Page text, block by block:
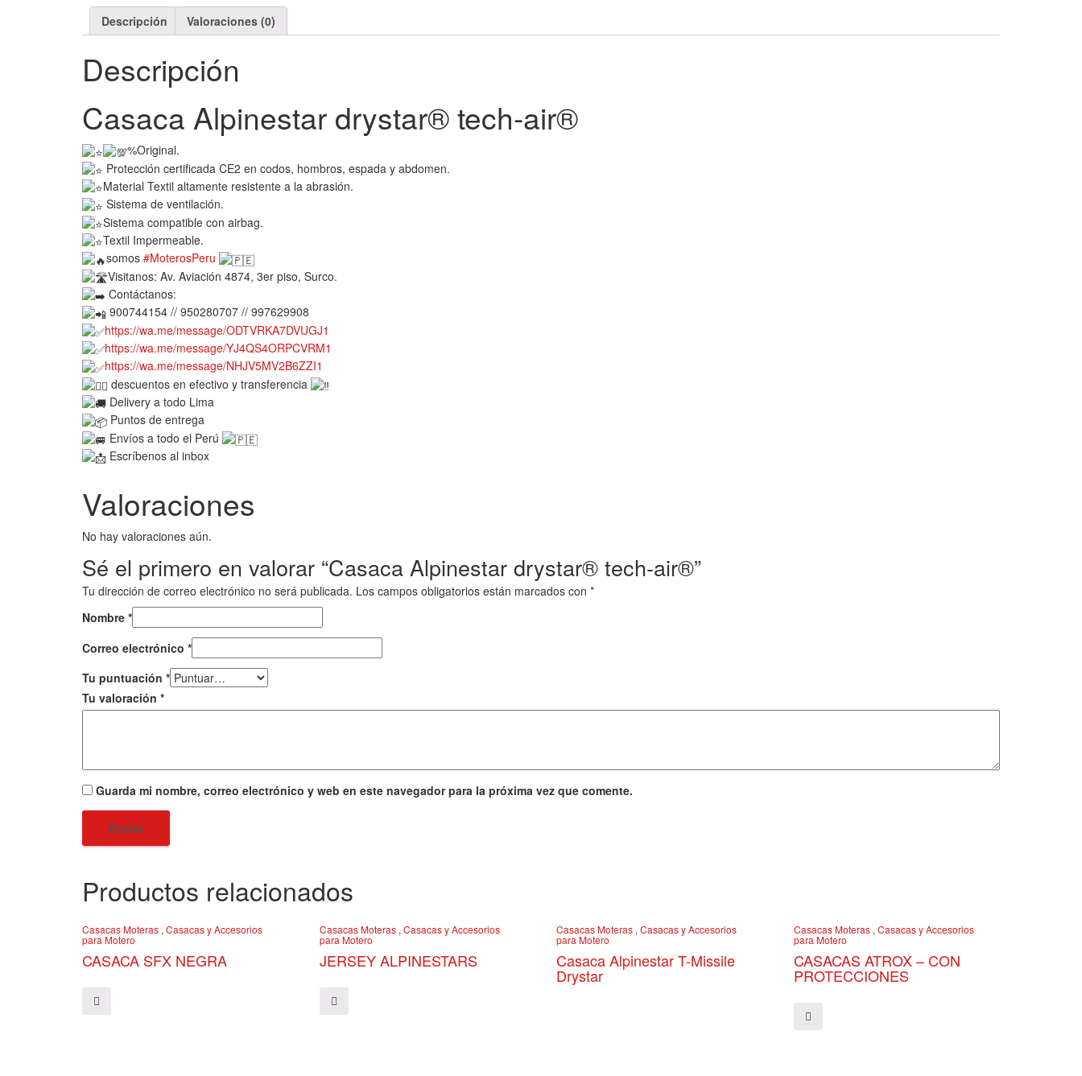
Descripción Valoraciones (0)
Descripción
Casaca Alpinestar drystar® tech-air®
%Original.
Protección certificada CE2 en codos, hombros, espada y abdomen.
Material Textil altamente resistente a la abrasión.
Sistema de ventilación.
Sistema compatible con airbag.
Textil Impermeable.
somos #MoterosPeru
Visitanos: Av. Aviación 4874, 3er piso, Surco.
Contáctanos:
900744154 // 950280707 // 997629908
https://wa.me/message/ODTVRKA7DVUGJ1
https://wa.me/message/YJ4QS4ORPCVRM1
https://wa.me/message/NHJV5MV2B6ZZI1
descuentos en efectivo y transferencia
Delivery a todo Lima
Puntos de entrega
Envíos a todo el Perú
Escríbenos al inbox
Valoraciones
No hay valoraciones aún.
Sé el primero en valorar “Casaca Alpinestar drystar® tech-air®”
Tu dirección de correo electrónico no será publicada. Los campos obligatorios están marcados con *
Nombre *
Correo electrónico *
Tu puntuación *
Tu valoración *
Guarda mi nombre, correo electrónico y web en este navegador para la próxima vez que comente.
Productos relacionados
Casacas Moteras , Casacas y Accesorios
para Motero
CASACA SFX NEGRA
Casacas Moteras, Casacas y Accesorios
para Motero
JERSEY ALPINESTARS
Casacas Moteras ,Casacas y Accesorios
para Motero
Casaca Alpinestar T-Missile
Drystar
Casacas Moteras ,Casacas y Accesorios
para Motero
CASACAS ATROX – CON
PROTECCIONES